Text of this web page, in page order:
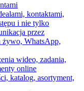
kontaktami,
i nie tylko
przez
żywo, WhatsApp,
wideo, zadania,
online
katalog, asortyment,